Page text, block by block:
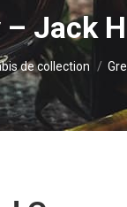
– Jack
de collection